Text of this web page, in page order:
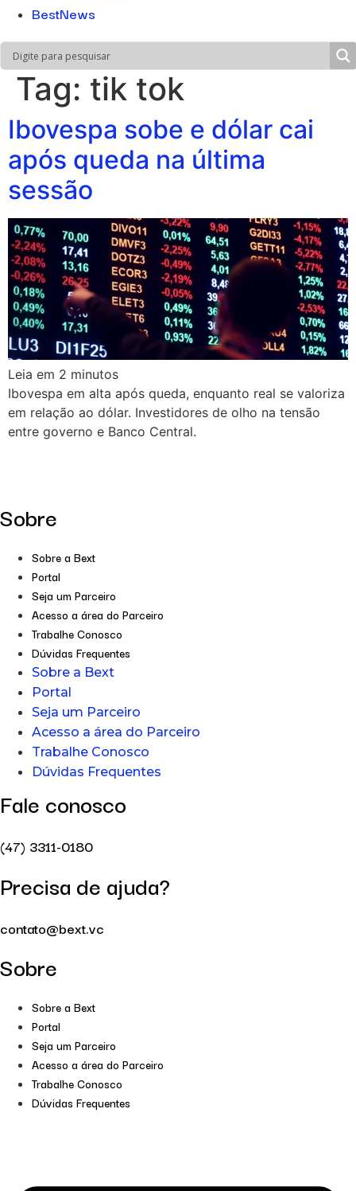
BestNews
Tag: tik tok
Ibovespa sobe e dólar cai
após queda na última
sessão
Leia em 2 minutos
Ibovespa em alta após queda, enquanto real se valoriza
em relação ao dólar. Investidores de olho na tensão
entre governo e Banco Central.
Sobre
Sobre a Bext
Portal
Seja um Parceiro
Acesso a área do Parceiro
Trabalhe Conosco
Dúvidas Frequentes
Sobre a Bext
Portal
Seja um Parceiro
Acesso a área do Parceiro
Trabalhe Conosco
Dúvidas Frequentes
Fale conosco
(47) 3311-0180
Precisa de ajuda?
contato@bext.vc
Sobre
Sobre a Bext
Portal
Seja um Parceiro
Acesso a área do Parceiro
Trabalhe Conosco
Dúvidas Frequentes